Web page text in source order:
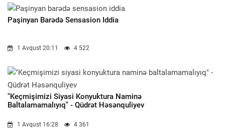
Paşinyan Barədə Sensasion Iddia
1 Avqust 20:11 4 522
"Keçmişimizi Siyasi Konyuktura Naminə
Baltalamamalıyıq" - Qüdrət Həsənquliyev
1 Avqust 16:28 4 361